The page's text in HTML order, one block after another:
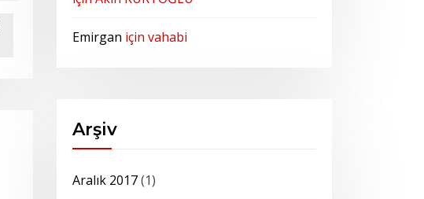
Emirgan için vahabi
Arşiv
Aralık 2017(1)